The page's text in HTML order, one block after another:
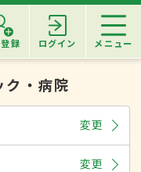
録 ログイン メニュー
ク・病院
変更
変更